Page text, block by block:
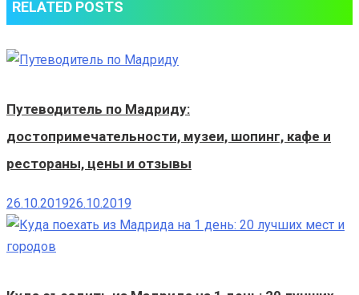
RELATED POSTS
Путеводитель по Мадриду:
достопримечательности, музеи, шопинг, кафе и
рестораны, цены и отзывы
26.10.201926.10.2019